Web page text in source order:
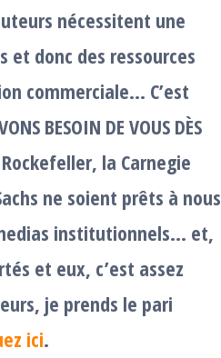
nécessitent une
donc des ressources
commerciale… C’est
BESOIN DE VOUS DÈS
la Carnegie
ne soient prêts à nous
institutionnels… et,
et eux, c’est assez
je prends le pari
ici.